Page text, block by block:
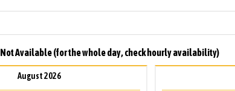
Not Available (for the whole day, check hourly availability)
August 2026